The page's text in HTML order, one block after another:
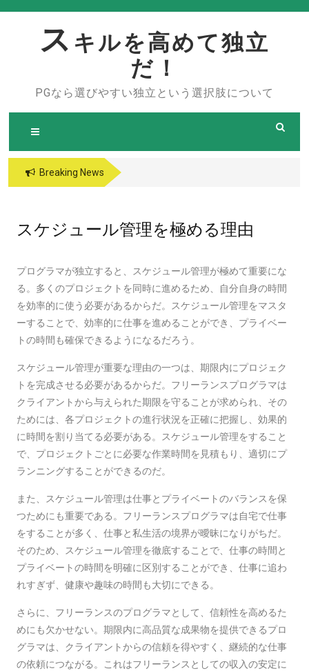
ス キルを高めて独立
だ！
PGなら選びやすい独立という選択肢について
Breaking News
スケジュール管理を極める理由
プログラマが独立すると、スケジュール管理が極めて重要にな
る。多くのプロジェクトを同時に進めるため、自分自身の時間
を効率的に使う必要があるからだ。スケジュール管理をマスタ
ーすることで、効率的に仕事を進めることができ、プライベー
トの時間も確保できるようになるだろう。
スケジュール管理が重要な理由の一つは、期限内にプロジェク
トを完成させる必要があるからだ。フリーランスプログラマは
クライアントから与えられた期限を守ることが求められ、その
ためには、各プロジェクトの進行状況を正確に把握し、効果的
に時間を割り当てる必要がある。スケジュール管理をすること
で、プロジェクトごとに必要な作業時間を見積もり、適切にプ
ランニングすることができるのだ。
また、スケジュール管理は仕事とプライベートのバランスを保
つためにも重要である。フリーランスプログラマは自宅で仕事
をすることが多く、仕事と私生活の境界が曖昧になりがちだ。
そのため、スケジュール管理を徹底することで、仕事の時間と
プライベートの時間を明確に区別することができ、仕事に追わ
れすぎず、健康や趣味の時間も大切にできる。
さらに、フリーランスのプログラマとして、信頼性を高めるた
めにも欠かせない。期限内に高品質な成果物を提供できるプロ
グラマは、クライアントからの信頼を得やすく、継続的な仕事
の依頼につながる。これはフリーランスとしての収入の安定に